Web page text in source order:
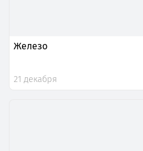
Железо
21 декабря